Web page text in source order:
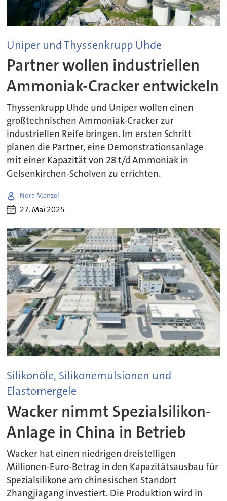
Uniper und Thyssenkrupp Uhde
Partner wollen industriellen
Ammoniak-Cracker entwickeln
Thyssenkrupp Uhde und Uniper wollen einen
großtechnischen Ammoniak-Cracker zur
industriellen Reife bringen. Im ersten Schritt
planen die Partner, eine Demonstrationsanlage
mit einer Kapazität von 28 t/d Ammoniak in
Gelsenkirchen-Scholven zu errichten.
Nora Menzel
27. Mai 2025
Silikonöle, Silikonemulsionen und
Elastomergele
Wacker nimmt Spezialsilikon-
Anlage in China in Betrieb
Wacker hat einen niedrigen dreistelligen
Millionen-Euro-Betrag in den Kapazitätsausbau für
Spezialsilikone am chinesischen Standort
Zhangjiagang investiert. Die Produktion wird in